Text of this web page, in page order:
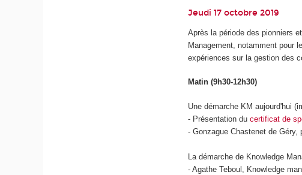
Jeudi 17 octobre 2019
Après la période des pionniers
Management, notamment pour
expériences sur la gestion des
Matin (9h30-12h30)
Une démarche KM aujourd'hui
- Présentation ducertificat de
- Gonzague Chastenet de
La démarche de Knowledge
- Agathe Teboul, Knowledge